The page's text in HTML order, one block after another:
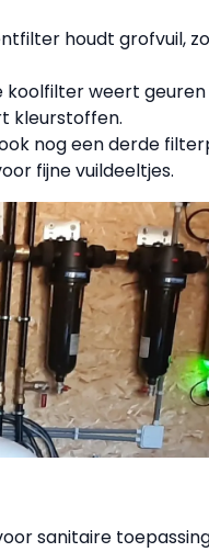
houdt grofvuil,
koolfilter weert
kleurstoffen.
nog een derde
fijne vuildeeltjes.
sanitaire